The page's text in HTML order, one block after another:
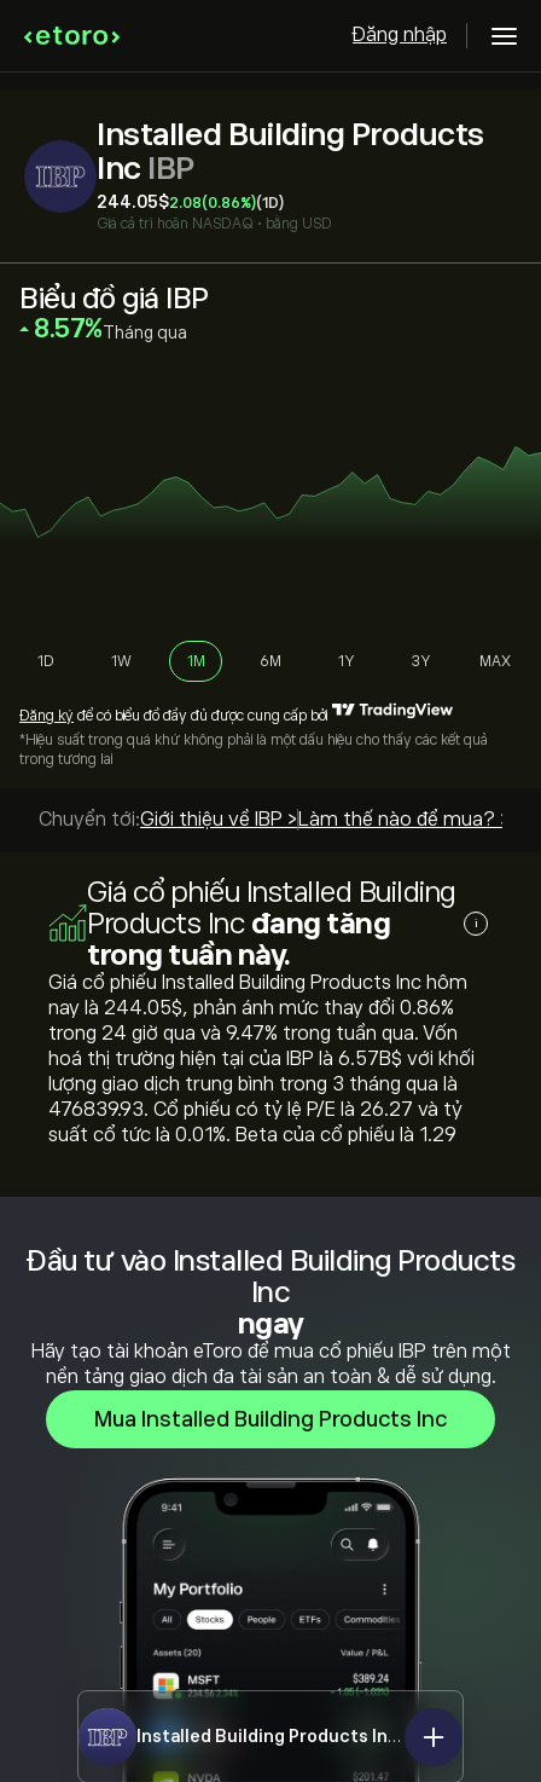
Đăng nhập
Installed Building Products
Inc IBP
244.05‎$‎2.08(0.86%)(1D)
Giá cả trì hoãn NASDAQ • bằng USD
Đầu tư vào Installed Building Products
Inc
ngay
Hãy tạo tài khoản eToro để mua cổ phiếu IBP trên một
nền tảng giao dịch đa tài sản an toàn & dễ sử dụng.
Mua Installed Building Products Inc
Installed Building Products Inc IBP
Biểu đồ giá IBP
‎8.57‎ Tháng qua
1D 1W 1M 6M 1Y 3Y MAX
Đăng ký để có biểu đồ đầy đủ được cung cấp bởi
*Hiệu suất trong quá khứ không phải là một dấu hiệu cho thấy các kết quả
trong tương lai
Chuyển tới:Giới thiệu về IBP > Làm thế nào để mua? >
Giá cổ phiếu Installed Building
Products Inc đang tăng
trong tuần này.
i
Giá cổ phiếu Installed Building Products Inc hôm
nay là 244.05‎$‎, phản ánh mức thay đổi ‎0.86‎%
trong 24 giờ qua và ‎9.47‎% trong tuần qua. Vốn
hoá thị trường hiện tại của IBP là 6.57B‎$‎ với khối
lượng giao dịch trung bình trong 3 tháng qua là
476839.93. Cổ phiếu có tỷ lệ P/E là 26.27 và tỷ
suất cổ tức là 0.01%. Beta của cổ phiếu là 1.29